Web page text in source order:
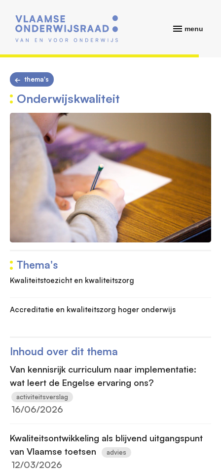
menu
thema's
Thema's
Kwaliteitstoezicht en kwaliteitszorg
Accreditatie en kwaliteitszorg hoger onderwijs
Inhoud over dit thema
Van kennisrijk curriculum naar implementatie:
wat leert de Engelse ervaring ons?
activiteitsverslag
16/06/2026
Kwaliteitsontwikkeling als blijvend uitgangspunt
van Vlaamse toetsen
advies
12/03/2026
Onderwijskwaliteit